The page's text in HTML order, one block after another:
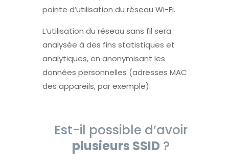
pointe d’utilisation du réseau Wi-Fi.
L’utilisation du réseau sans fil sera
analysée à des fins statistiques et
analytiques, en anonymisant les
données personnelles (adresses MAC
des appareils, par exemple).
Est-il possible d’avoir
plusieurs SSID ?